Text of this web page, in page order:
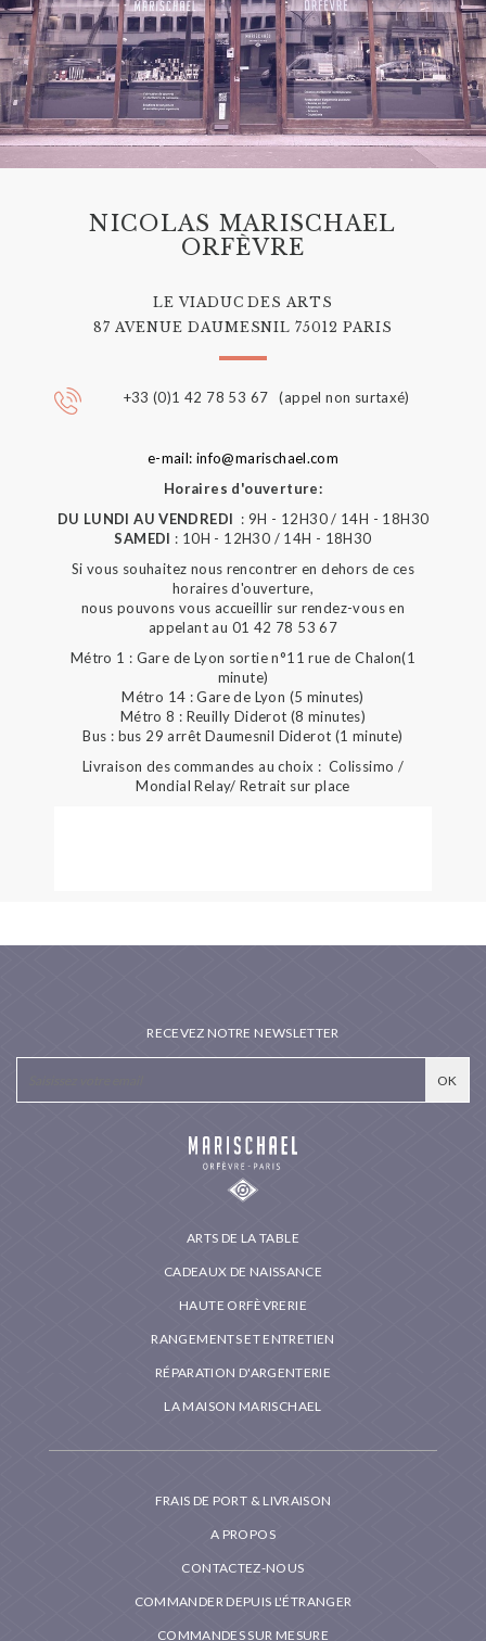
NICOLAS MARISCHAEL
ORFÈVRE
LE VIADUC DES ARTS
87 AVENUE DAUMESNIL 75012 PARIS
+33 (0)1 42 78 53 67 (appel non surtaxé)
e-mail: info@marischael.com
Horaires d'ouverture:
DU LUNDI AU VENDREDI : 9H - 12H30 / 14H - 18H30
SAMEDI : 10H - 12H30 / 14H - 18H30
Si vous souhaitez nous rencontrer en dehors de ces
horaires d'ouverture,
nous pouvons vous accueillir sur rendez-vous en
appelant au 01 42 78 53 67
Métro 1 : Gare de Lyon sortie n°11 rue de Chalon(1
minute)
Métro 14 : Gare de Lyon (5 minutes)
Métro 8 : Reuilly Diderot (8 minutes)
Bus : bus 29 arrêt Daumesnil Diderot (1 minute)
Livraison des commandes au choix : Colissimo /
Mondial Relay/ Retrait sur place
ARTS DE LA TABLE
CADEAUX DE NAISSANCE
HAUTE ORFÈVRERIE
RANGEMENTS ET ENTRETIEN
RÉPARATION D'ARGENTERIE
LA MAISON MARISCHAEL
FRAIS DE PORT & LIVRAISON
A PROPOS
CONTACTEZ-NOUS
COMMANDER DEPUIS L'ÉTRANGER
COMMANDES SUR MESURE
RECEVEZ NOTRE NEWSLETTER